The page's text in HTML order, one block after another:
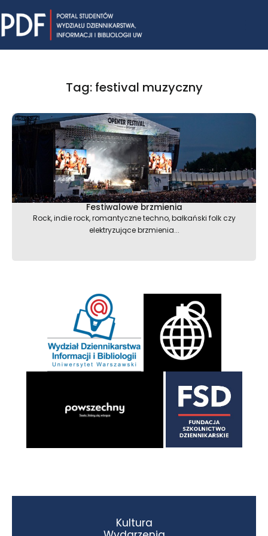
to
content
Tag: festival muzyczny
Festiwalowe brzmienia
Rock, indie rock, romantyczne techno, bałkański folk czy
elektryzujące brzmienia...
Kultura